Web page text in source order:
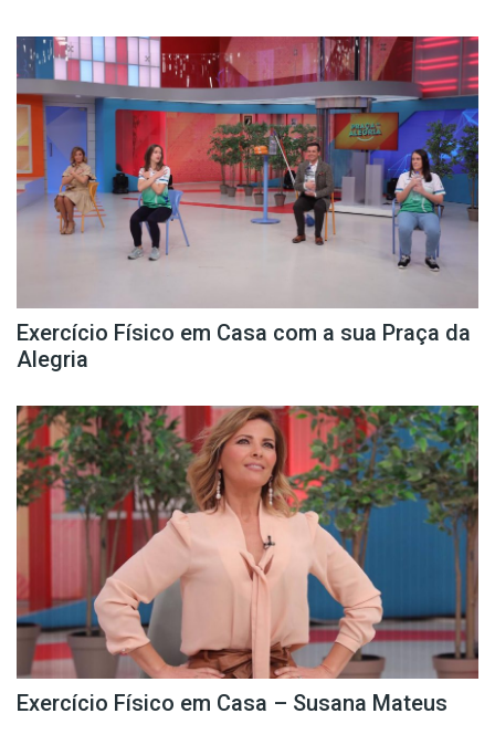
Exercício Físico em Casa com a sua Praça da
Alegria
Exercício Físico em Casa – Susana Mateus